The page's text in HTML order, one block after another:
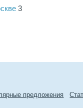
3
предложения